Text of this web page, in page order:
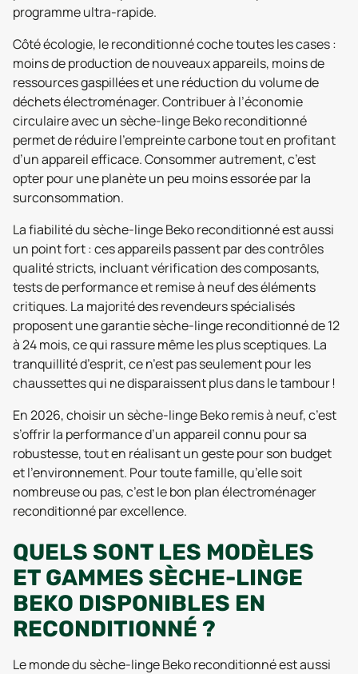
programme ultra-rapide.
Côté écologie, le reconditionné coche toutes les cases :
moins de production de nouveaux appareils, moins de
ressources gaspillées et une réduction du volume de
déchets électroménager. Contribuer à l’économie
circulaire avec un sèche-linge Beko reconditionné
permet de réduire l’empreinte carbone tout en profitant
d’un appareil efficace. Consommer autrement, c’est
opter pour une planète un peu moins essorée par la
surconsommation.
La fiabilité du sèche-linge Beko reconditionné est aussi
un point fort : ces appareils passent par des contrôles
qualité stricts, incluant vérification des composants,
tests de performance et remise à neuf des éléments
critiques. La majorité des revendeurs spécialisés
proposent une garantie sèche-linge reconditionné de 12
à 24 mois, ce qui rassure même les plus sceptiques. La
tranquillité d’esprit, ce n’est pas seulement pour les
chaussettes qui ne disparaissent plus dans le tambour !
En 2026, choisir un sèche-linge Beko remis à neuf, c’est
s’offrir la performance d’un appareil connu pour sa
robustesse, tout en réalisant un geste pour son budget
et l’environnement. Pour toute famille, qu’elle soit
nombreuse ou pas, c’est le bon plan électroménager
reconditionné par excellence.
QUELS SONT LES MODÈLES
ET GAMMES SÈCHE-LINGE
BEKO DISPONIBLES EN
RECONDITIONNÉ ?
Le monde du sèche-linge Beko reconditionné est aussi